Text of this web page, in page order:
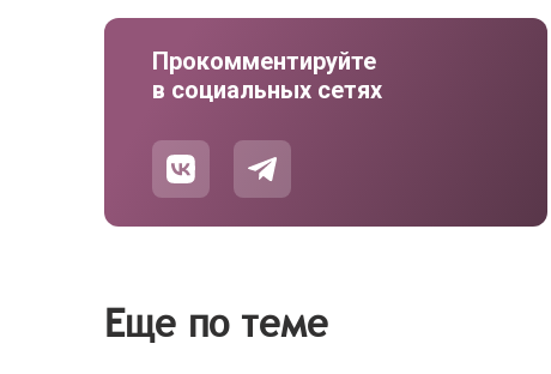
Прокомментируйте
в социальных сетях
Еще по теме